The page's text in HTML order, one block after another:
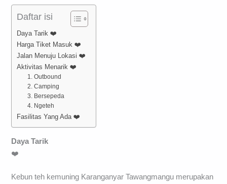
Daftar isi
Daya Tarik ❤️
Harga Tiket Masuk ❤️
Jalan Menuju Lokasi ❤️
Aktivitas Menarik ❤️
1. Outbound
2. Camping
3. Bersepeda
4. Ngeteh
Fasilitas Yang Ada ❤️
Daya Tarik
❤️
Kebun teh kemuning Karanganyar Tawangmangu merupakan